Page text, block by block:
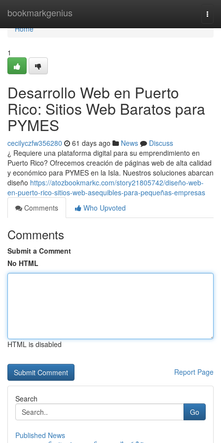
bookmarkgenius
Home
Home
1
Desarrollo Web en Puerto
Rico: Sitios Web Baratos para
PYMES
cecilyczfw356280 61 days ago News
Discuss
¿ Requiere una plataforma digital para su emprendimiento en
Puerto Rico? Ofrecemos creación de páginas web de alta calidad
y económico para PYMES en la Isla. Nuestros soluciones abarcan
diseño https://atozbookmarkc.com/story21805742/diseño-web-
en-puerto-rico-sitios-web-asequibles-para-pequeñas-empresas
Comments
Who Upvoted
Comments
Submit a Comment
No HTML
HTML is disabled
Report Page
Search
Go
Published News